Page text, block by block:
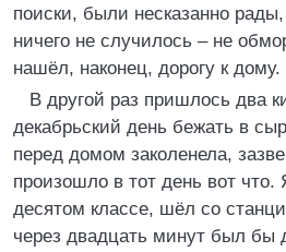
поиски, были несказанно
ничего не случилось – не
нашёл, наконец, дорогу к дому.
В другой раз пришлось два
декабрьский день бежать в
перед домом заколенела,
произошло в тот день вот
десятом классе, шёл со
через двадцать минут был бы